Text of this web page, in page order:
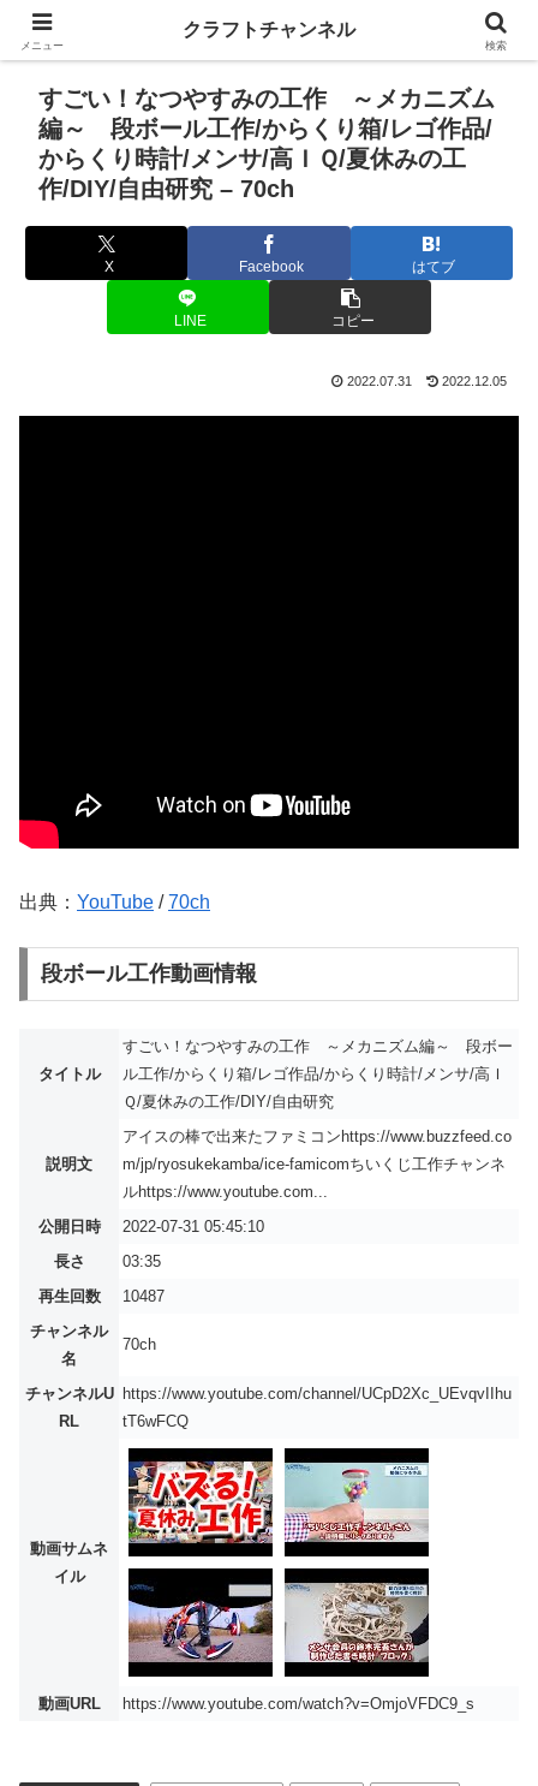
すごい！なつやすみの工作 ～メカニズム
編～ 段ボール工作/からくり箱/レゴ作品/
からくり時計/メンサ/高ＩＱ/夏休みの工
作/DIY/自由研究 – 70ch
X Facebook はてブ
LINE コピー
2022.07.31 2022.12.05
出典： YouTube /70ch
段ボール工作動画情報
タイトル
すごい！なつやすみの工作 ～メカニズム編～ 段ボー
ル工作/からくり箱/レゴ作品/からくり時計/メンサ/高Ｉ
Ｑ/夏休みの工作/DIY/自由研究
説明文
アイスの棒で出来たファミコンhttps://www.buzzfeed.co
m/jp/ryosukekamba/ice-famicomちいくじ工作チャンネ
ルhttps://www.youtube.com...
公開日時
2022-07-31 05:45:10
長さ
03:35
再生回数
10487
チャンネル
名
70ch
チャンネルU
RL
https://www.youtube.com/channel/UCpD2Xc_UEvqvIIhu
tT6wFCQ
動画サムネ
イル
動画URL https://www.youtube.com/watch?v=OmjoVFDC9_s
メニュー
クラフトチャンネル
検索